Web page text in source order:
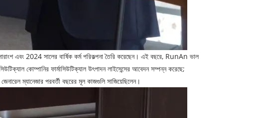
এবং 2024 সালের বার্ষিক কর্ম পরিকল্পনা তৈরি করেছেন। এই বছরে, RunAn ভাল
কোম্পানির ফার্মাসিউটিক্যাল উৎপাদন লাইসেন্সের আবেদন সম্পন্ন করেছে;
ম্যানেজার পরবর্তী বছরের মূল কাজগুলি সাজিয়েছিলেন।